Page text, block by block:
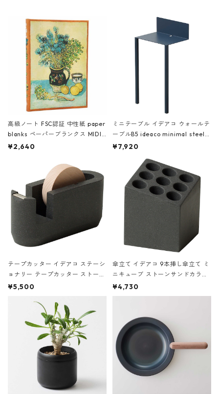
高級ノート FSC認証 中性紙 paper
blanks ペーパーブランクス MIDI
ハードカバー 罫線 ヴァン・ゴッホ
¥2,640
ミニテーブル イデアコ ウォールテ
ーブルB5 ideaco minimal steel f
urniture WALL Table B5 ネイビー
¥7,920
テープカッター イデアコ ステーシ
ョナリー テープカッター ストーン
サンドカラー 石調 ideaco Station
¥5,500
傘立て イデアコ 9本挿し傘立て ミ
ニキューブ ストーンサンドカラー
石調 ideaco Umbrella Stand CUB
E ストーンサンドブラック
¥4,730